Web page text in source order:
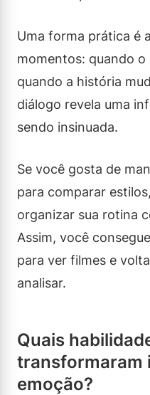
Uma forma prática é
momentos: quando
quando a história
diálogo revela uma
sendo insinuada.
Se você gosta de
para comparar
organizar sua rotina
Assim, você
para ver filmes e
analisar.
Quais
transformaram
emoção?